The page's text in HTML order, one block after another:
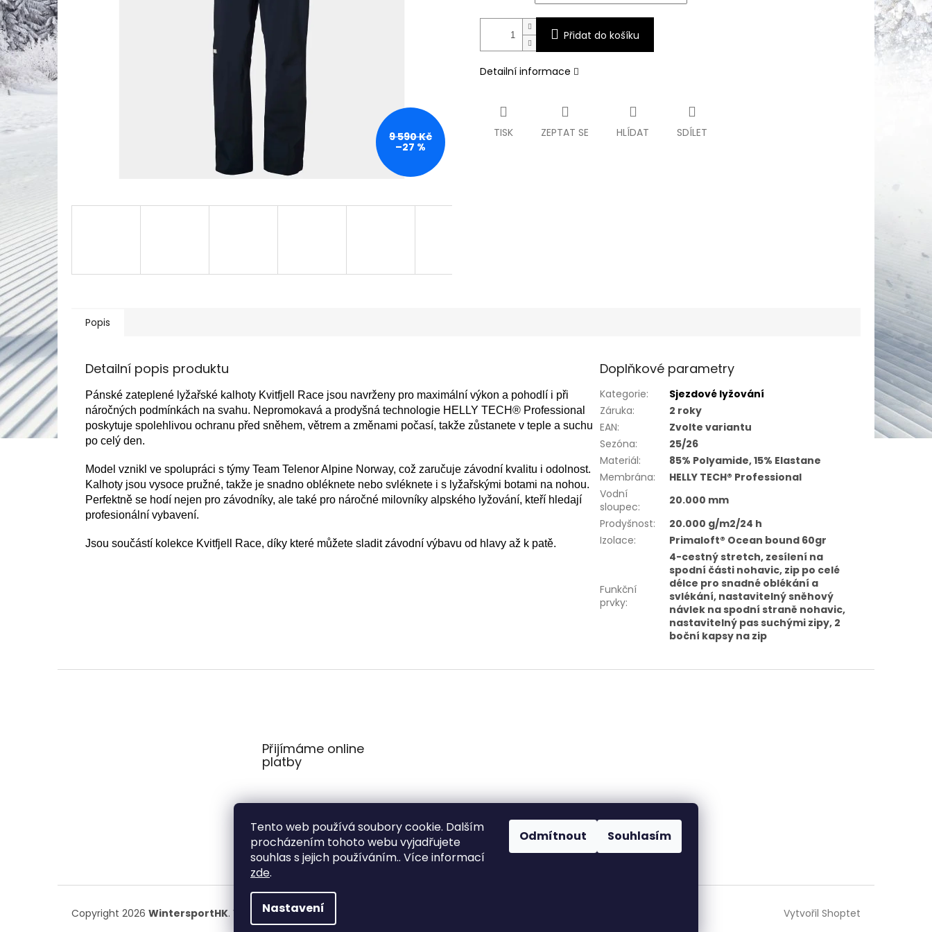
Tento web používá soubory cookie. Dalším
procházením tohoto webu vyjadřujete
souhlas s jejich používáním.. Více informací
zde.
Nastavení
Odmítnout Souhlasím
9 590 Kč
–27 %
Přidat do košíku
Detailní informace
TISK ZEPTAT SE HLÍDAT SDÍLET
Popis
Detailní popis produktu
Pánské zateplené lyžařské kalhoty Kvitfjell Race jsou navrženy pro maximální výkon a pohodlí i při
náročných podmínkách na svahu. Nepromokavá a prodyšná technologie HELLY TECH® Professional
poskytuje spolehlivou ochranu před sněhem, větrem a změnami počasí, takže zůstanete v teple a suchu
po celý den.
Model vznikl ve spolupráci s týmy Team Telenor Alpine Norway, což zaručuje závodní kvalitu i odolnost.
Kalhoty jsou vysoce pružné, takže je snadno obléknete nebo svléknete i s lyžařskými botami na nohou.
Perfektně se hodí nejen pro závodníky, ale také pro náročné milovníky alpského lyžování, kteří hledají
profesionální vybavení.
Jsou součástí kolekce Kvitfjell Race, díky které můžete sladit závodní výbavu od hlavy až k patě.
Doplňkové parametry
Kategorie:
Sjezdové lyžování
Záruka:
2 roky
EAN:
Zvolte variantu
Sezóna:
25/26
Materiál:
85% Polyamide, 15% Elastane
Membrána:
HELLY TECH® Professional
Vodní
sloupec:
20.000 mm
Prodyšnost:
20.000 g/m2/24 h
Izolace: Primaloft® Ocean bound 60gr
Funkční
prvky:
4-cestný stretch, zesílení na
spodní části nohavic, zip po celé
délce pro snadné oblékání a
svlékání, nastavitelný sněhový
návlek na spodní straně nohavic,
nastavitelný pas suchými zipy, 2
boční kapsy na zip
Přijímáme online
platby
Vytvořil Shoptet
Copyright 2026 WintersportHK. Všechna práva vyhrazena.